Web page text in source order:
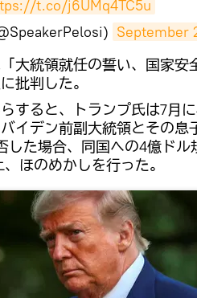
t.co/j6UMq4TC5u
September
大統領就任の誓い、国家安
批判した。
すると、トランプ氏は7月
イデン前副大統領とその息
した場合、同国への4億ドル
ほのめかしを行った。